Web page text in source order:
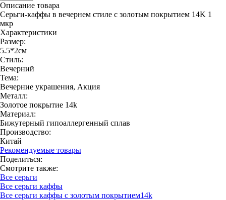
Описание товара
Серьги-каффы в вечернем стиле с золотым покрытием 14K 1
мкр
Характеристики
Размер:
5.5*2см
Стиль:
Вечерний
Тема:
Вечерние украшения, Акция
Металл:
Золотое покрытие 14k
Материал:
Бижутерный гипоаллергенный сплав
Производство:
Китай
Рекомендуемые товары
Поделиться:
Смотрите также:
Все серьги
Все серьги каффы
Все серьги каффы с золотым покрытием14k